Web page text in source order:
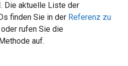
Die aktuelle Liste der
finden Sie in der Referenz zu
oder rufen Sie die
auf.